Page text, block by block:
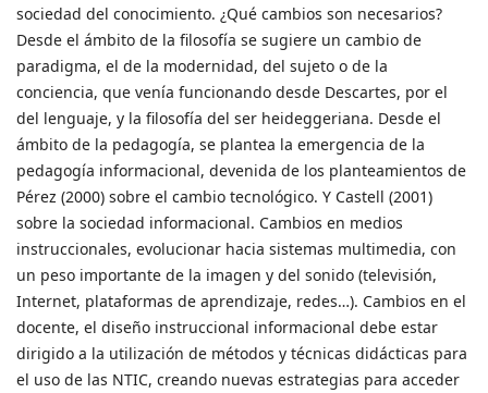
sociedad del conocimiento. ¿Qué cambios son necesarios?
Desde el ámbito de la filosofía se sugiere un cambio de
paradigma, el de la modernidad, del sujeto o de la
conciencia, que venía funcionando desde Descartes, por el
del lenguaje, y la filosofía del ser heideggeriana. Desde el
ámbito de la pedagogía, se plantea la emergencia de la
pedagogía informacional, devenida de los planteamientos de
Pérez (2000) sobre el cambio tecnológico. Y Castell (2001)
sobre la sociedad informacional. Cambios en medios
instruccionales, evolucionar hacia sistemas multimedia, con
un peso importante de la imagen y del sonido (televisión,
Internet, plataformas de aprendizaje, redes…). Cambios en el
docente, el diseño instruccional informacional debe estar
dirigido a la utilización de métodos y técnicas didácticas para
el uso de las NTIC, creando nuevas estrategias para acceder